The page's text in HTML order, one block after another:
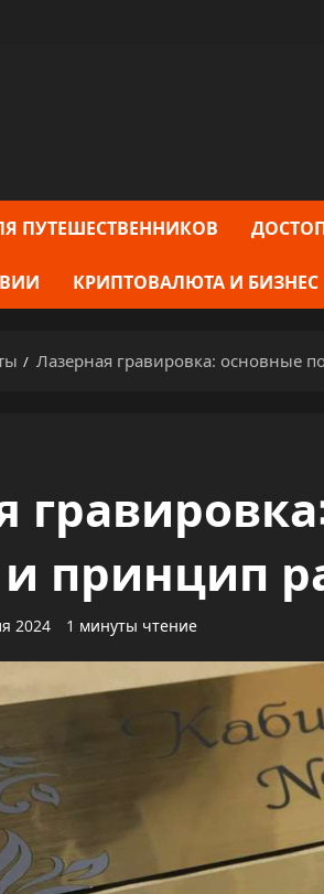
ПУТЕШЕСТВЕННИКОВ
КРИПТОВАЛЮТА И БИЗНЕС
Лазерная гравировка: основные
принцип
2024 1 минуты чтение